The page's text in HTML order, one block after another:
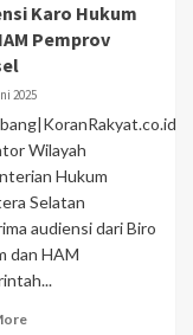
Karo Hukum
Pemprov
2025
Wilayah
Hukum
Selatan
audiensi dari Biro
dan HAM